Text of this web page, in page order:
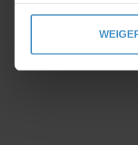
Uw apparaat
toestemming op elk
We gebruiken
websiteverkeer te
media, adverteren